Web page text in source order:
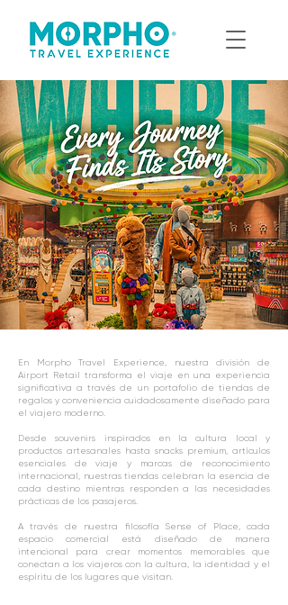
En Morpho Travel Experience, nuestra división de
Airport Retail transforma el viaje en una experiencia
significativa a través de un portafolio de tiendas de
regalos y conveniencia cuidadosamente diseñado para
el viajero moderno.
Desde souvenirs inspirados en la cultura local y
productos artesanales hasta snacks premium, artículos
esenciales de viaje y marcas de reconocimiento
internacional, nuestras tiendas celebran la esencia de
cada destino mientras responden a las necesidades
prácticas de los pasajeros.
A través de nuestra filosofía Sense of Place, cada
espacio comercial está diseñado de manera
intencional para crear momentos memorables que
conectan a los viajeros con la cultura, la identidad y el
espíritu de los lugares que visitan.